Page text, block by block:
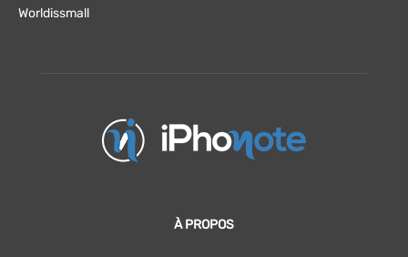
Worldissmall
À PROPOS